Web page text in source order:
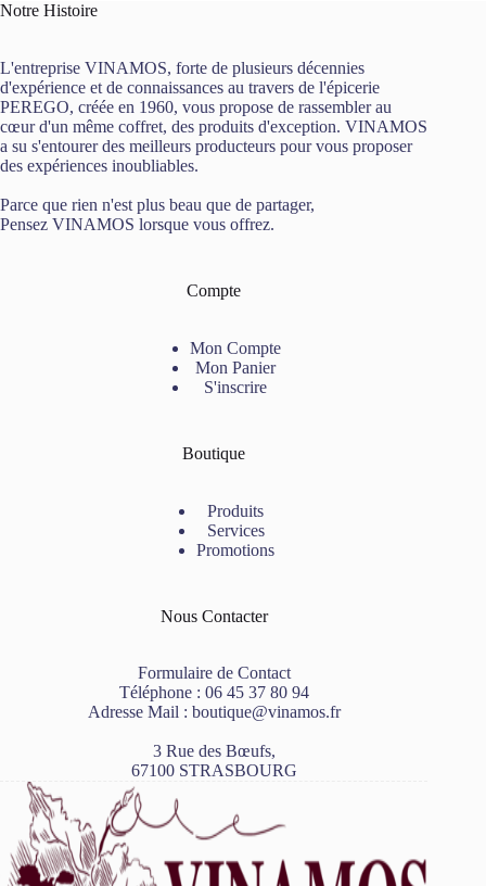
Notre Histoire
L'entreprise VINAMOS, forte de plusieurs décennies
d'expérience et de connaissances au travers de l'épicerie
PEREGO, créée en 1960, vous propose de rassembler au
cœur d'un même coffret, des produits d'exception. VINAMOS
a su s'entourer des meilleurs producteurs pour vous proposer
des expériences inoubliables.
Parce que rien n'est plus beau que de partager,
Pensez VINAMOS lorsque vous offrez.
Compte
Mon Compte
Mon Panier
S'inscrire
Boutique
Produits
Services
Promotions
Nous Contacter
Formulaire de Contact
Téléphone : 06 45 37 80 94
Adresse Mail : boutique@vinamos.fr
3 Rue des Bœufs,
67100 STRASBOURG